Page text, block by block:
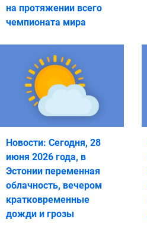
на протяжении всего
чемпионата мира
Новости: Сегодня, 28
июня 2026 года, в
Эстонии переменная
облачность, вечером
кратковременные
дожди и грозы